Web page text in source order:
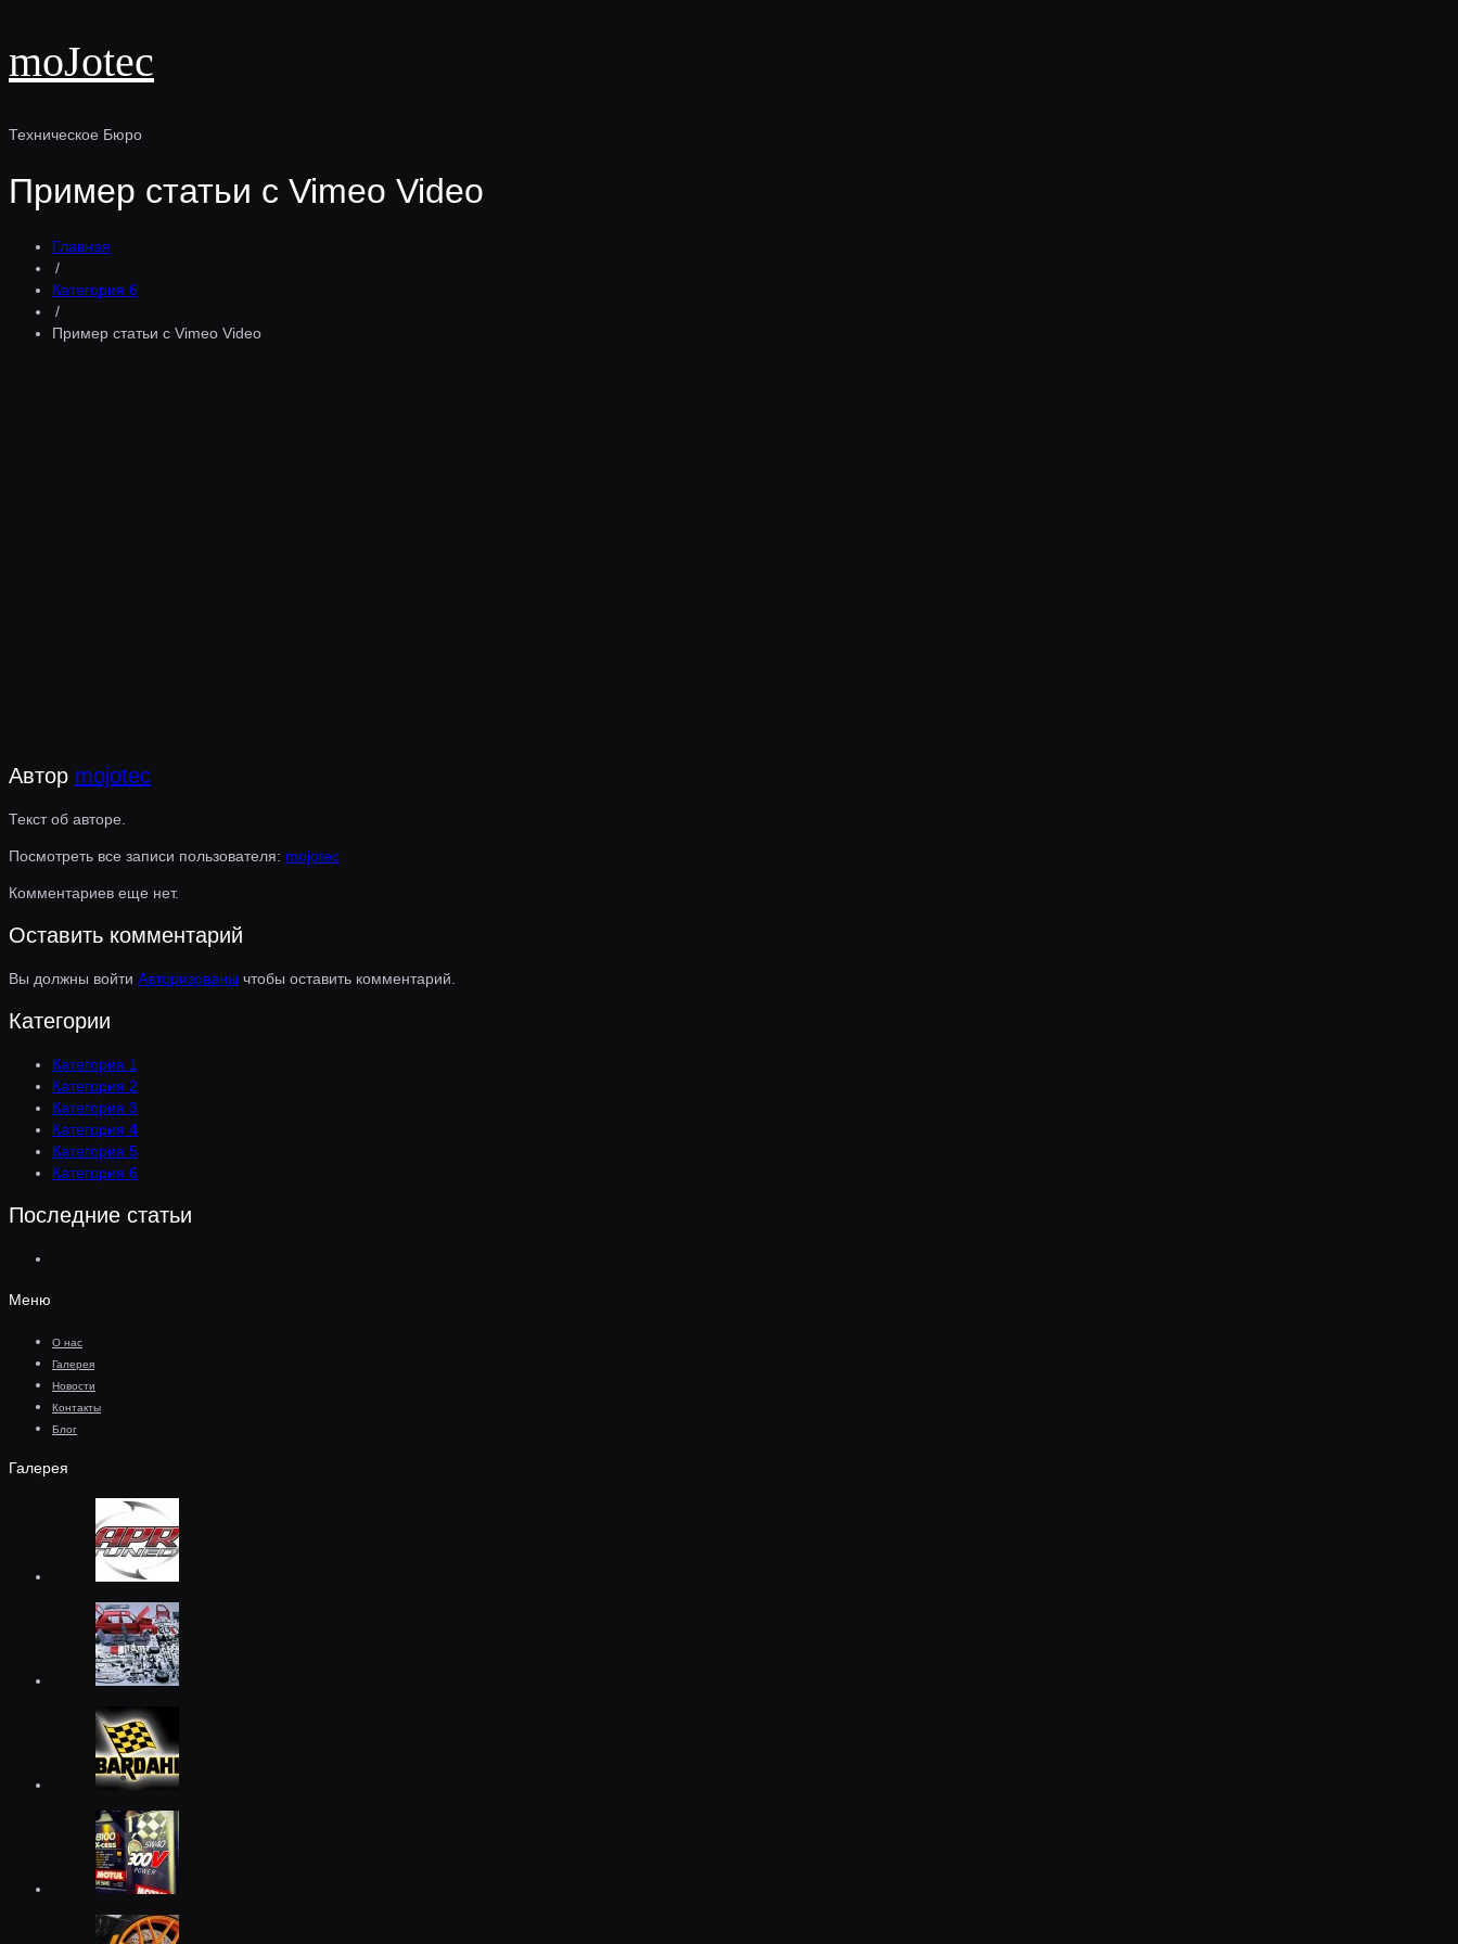
moJotec
Техническое Бюро
Пример статьи с Vimeo Video
Главная
/
Категория 6
/
Пример статьи с Vimeo Video
Автор mojotec
Текст об авторе.
Посмотреть все записи пользователя: mojotec
Комментариев еще нет.
Оставить комментарий
Вы должны войти Авторизованы чтобы оставить комментарий.
Категории
Категория 1
Категория 2
Категория 3
Категория 4
Категория 5
Категория 6
Последние статьи
Меню
О нас
Галерея
Новости
Контакты
Блог
Галерея